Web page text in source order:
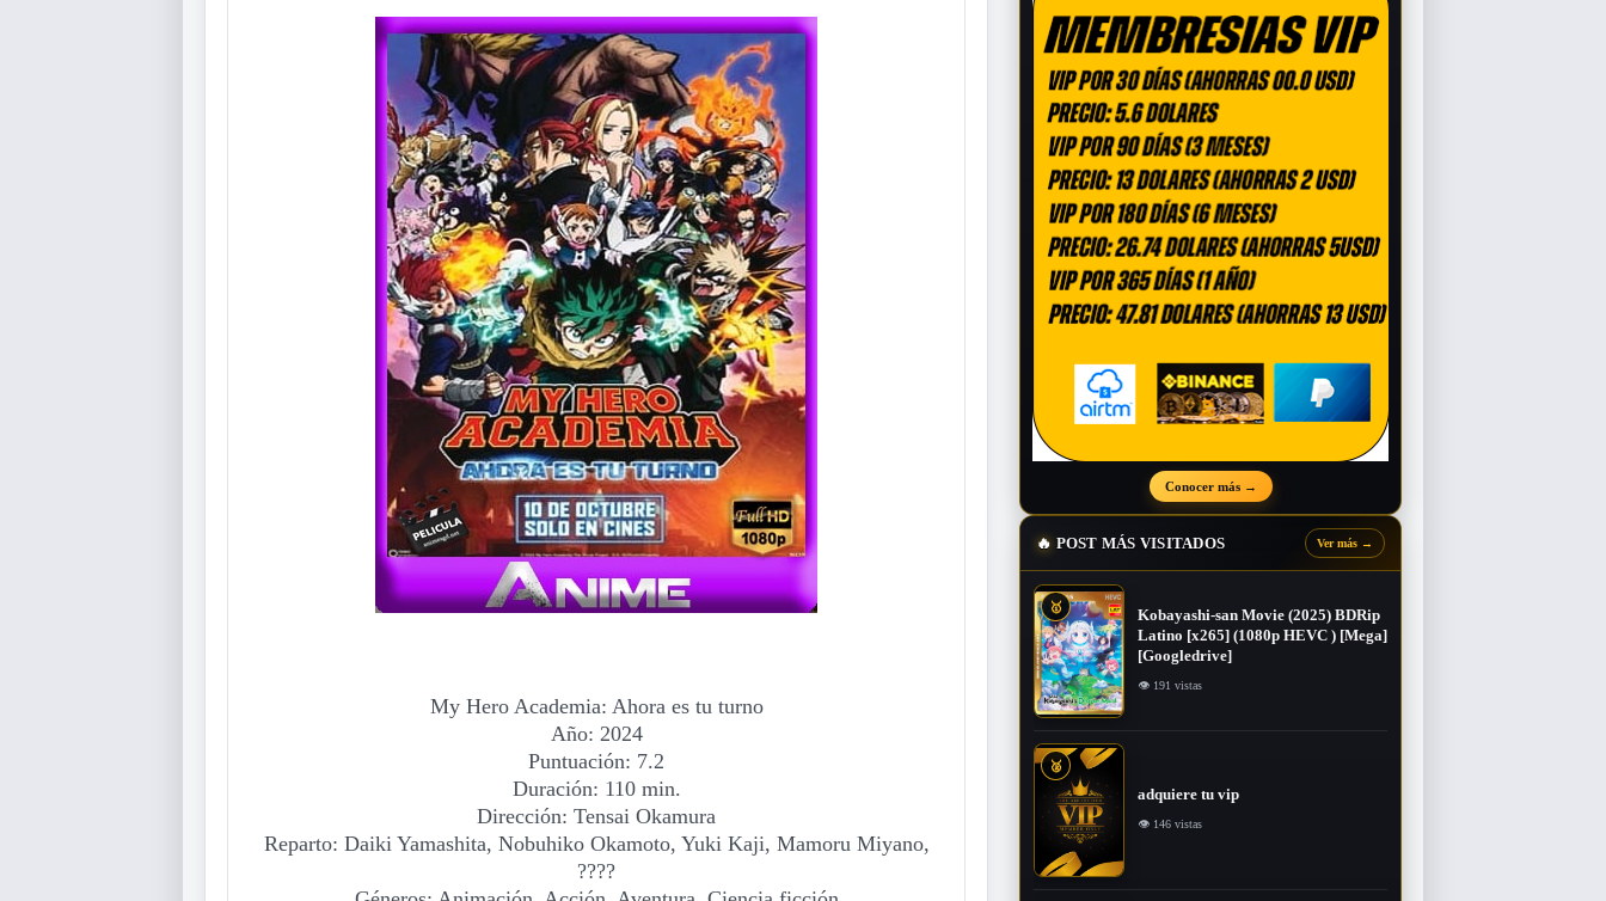
My Hero Academia: Ahora es tu turno
Año: 2024
Puntuación: 7.2
Duración: 110 min.
Dirección: Tensai Okamura
Reparto: Daiki Yamashita, Nobuhiko Okamoto, Yuki Kaji, Mamoru Miyano,
????
Conocer más →
🔥 POST MÁS VISITADOS Ver más →
🥇
Kobayashi-san Movie (2025) BDRip
Latino [x265] (1080p HEVC ) [Mega]
[Googledrive]
👁 191 vistas
🥈
adquiere tu vip
👁 146 vistas